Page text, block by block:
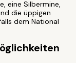
eine Silbermine,
die üppigen
dem National